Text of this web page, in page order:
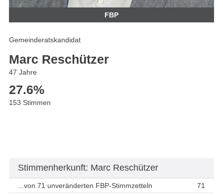
FBP
Gemeinderatskandidat
Marc Reschützer
47 Jahre
27.6%
153 Stimmen
Stimmenherkunft: Marc Reschützer
...von 71 unveränderten FBP-Stimmzetteln
71